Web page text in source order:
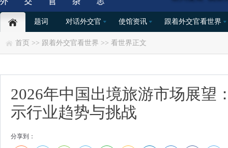
题词 对话外交官 使馆资讯 跟着外交官看世界
首页 >> 跟着外交官看世界 >> 看世界 正文
2026年中国出境旅游市场展望
示行业趋势与挑战
分享到：